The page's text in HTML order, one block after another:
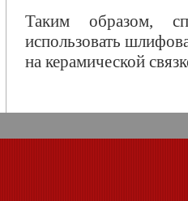
Таким образом,
использовать
на керамической